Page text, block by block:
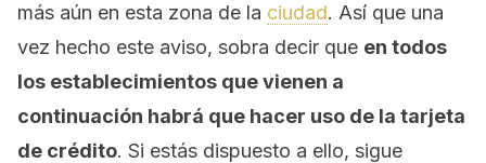
más aún en esta zona de la ciudad. Así que una
vez hecho este aviso, sobra decir que en todos
los establecimientos que vienen a
continuación habrá que hacer uso de la tarjeta
de crédito. Si estás dispuesto a ello, sigue